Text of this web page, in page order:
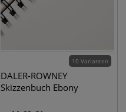
10 Varianten
DALER-ROWNEY
Skizzenbuch Ebony